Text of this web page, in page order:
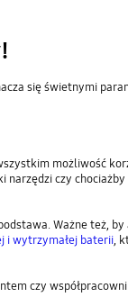
się świetnymi
możliwość
narzędzi czy
Ważne też,
i wytrzymałej baterii,
czy